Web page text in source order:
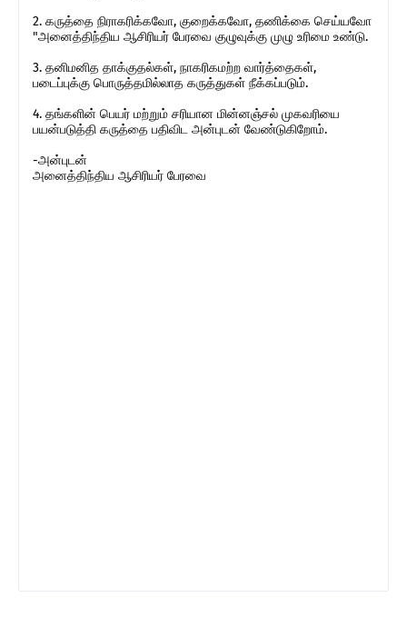
2. கருத்தை நிராகரிக்கவோ, குறைக்கவோ, தணிக்கை செய்யவோ
"அனைத்திந்திய ஆசிரியர் பேரவை குழுவுக்கு முழு உரிமை உண்டு.
3. தனிமனித தாக்குதல்கள், நாகரிகமற்ற வார்த்தைகள்,
படைப்புக்கு பொருத்தமில்லாத கருத்துகள் நீக்கப்படும்.
4. தங்களின் பெயர் மற்றும் சரியான மின்னஞ்சல் முகவரியை
பயன்படுத்தி கருத்தை பதிவிட அன்புடன் வேண்டுகிறோம்.
-அன்புடன்
அனைத்திந்திய ஆசிரியர் பேரவை